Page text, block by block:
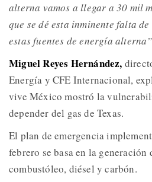
alterna vamos a llegar a 30 mil
que se dé esta inminente falta
estas fuentes de energía
Miguel Reyes Hernández,
Energía y CFE Internacional,
vive México mostró la
depender del gas de Texas.
El plan de emergencia
febrero se basa en la generación
combustóleo, diésel y carbón.